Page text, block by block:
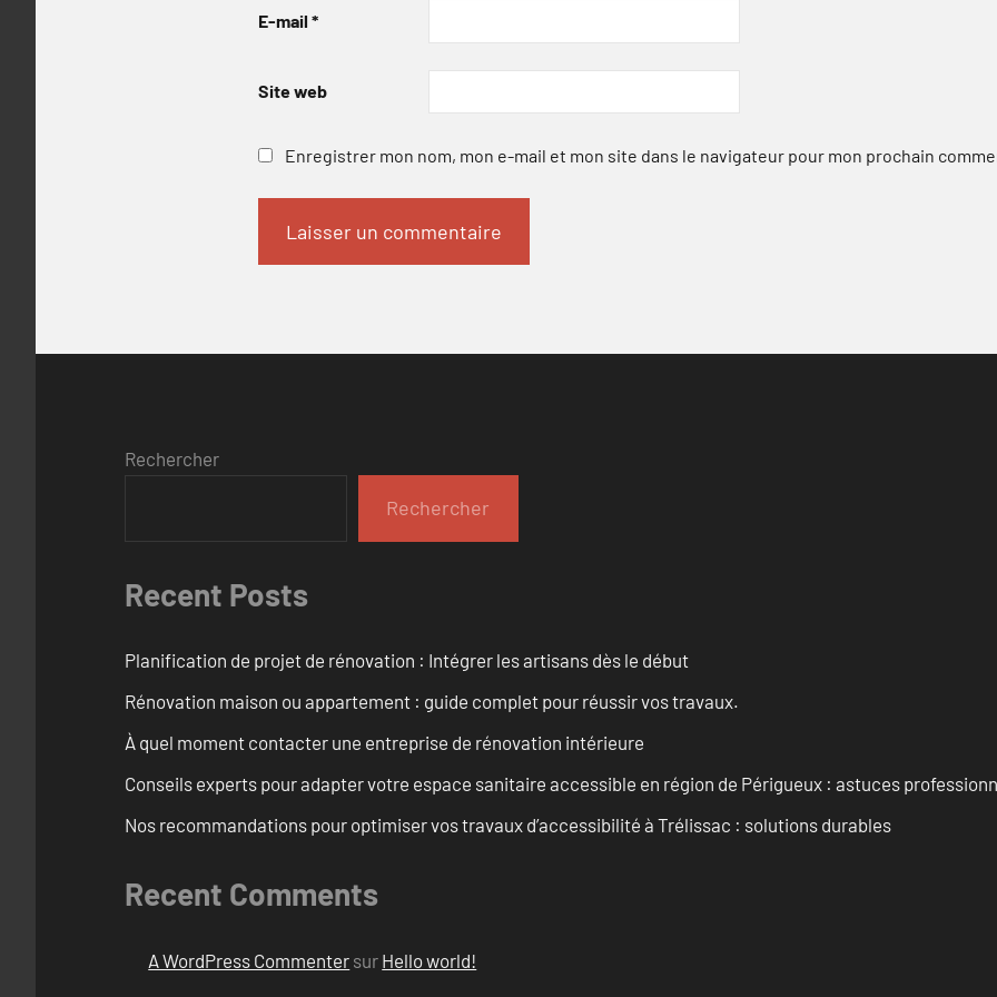
E-mail *
Site web
Enregistrer mon nom, mon e-mail et mon site dans le navigateur pour mon prochain
Rechercher
Rechercher
Recent Posts
Planification de projet de rénovation : Intégrer les artisans dès le début
Rénovation maison ou appartement : guide complet pour réussir vos travaux.
À quel moment contacter une entreprise de rénovation intérieure
Conseils experts pour adapter votre espace sanitaire accessible en région de Périgueux : astuces
Nos recommandations pour optimiser vos travaux d’accessibilité à Trélissac : solutions durables
Recent Comments
A WordPress Commenter sur Hello world!